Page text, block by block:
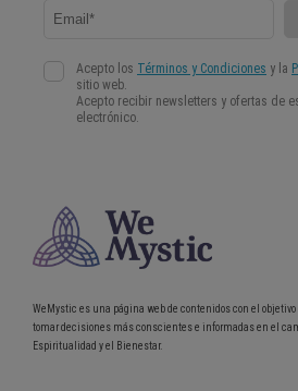
WeMystic es una página web de contenidos con el
tomar decisiones más conscientes e informadas en el
Espiritualidad y el Bienestar.